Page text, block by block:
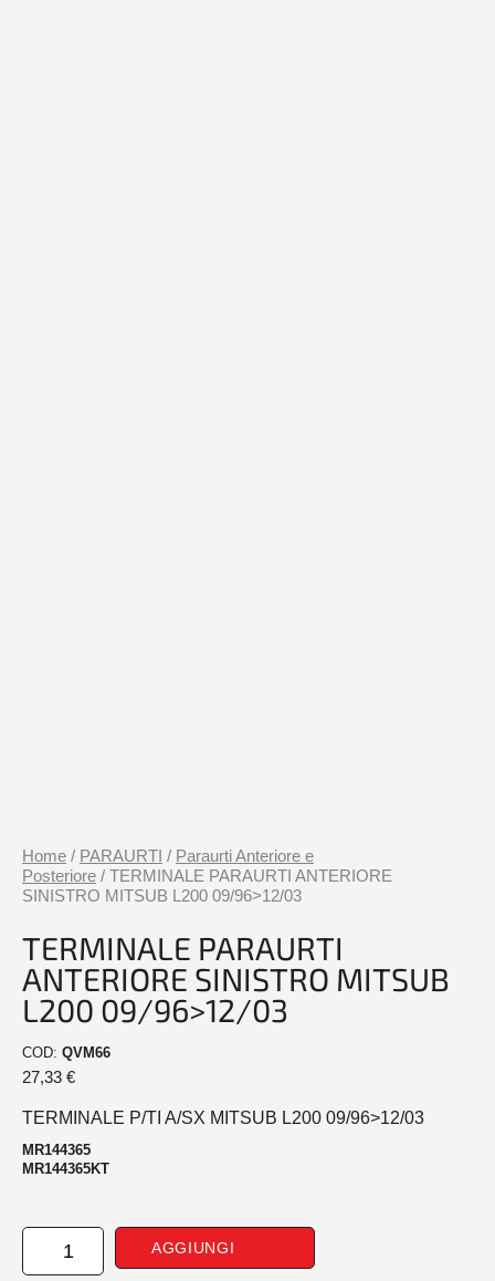
Home / PARAURTI / Paraurti Anteriore e
Posteriore / TERMINALE PARAURTI ANTERIORE
SINISTRO MITSUB L200 09/96>12/03
TERMINALE PARAURTI
ANTERIORE SINISTRO MITSUB
L200 09/96>12/03
COD: QVM66
27,33 €
TERMINALE P/TI A/SX MITSUB L200 09/96>12/03
MR144365
MR144365KT
TERMINALE
PARAURTI
AGGIUNGI